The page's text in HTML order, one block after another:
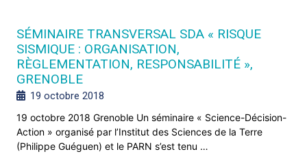
SÉMINAIRE TRANSVERSAL SDA « RISQUE
SISMIQUE : ORGANISATION,
RÈGLEMENTATION, RESPONSABILITÉ »,
GRENOBLE
19 octobre 2018
19 octobre 2018 Grenoble Un séminaire « Science-Décision-
Action » organisé par l’Institut des Sciences de la Terre
(Philippe Guéguen) et le PARN s’est tenu …